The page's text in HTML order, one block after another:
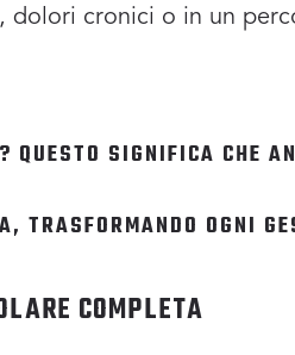
dolori cronici o in un
SIGNIFICA CHE
TRASFORMANDO OGNI
COMPLETA